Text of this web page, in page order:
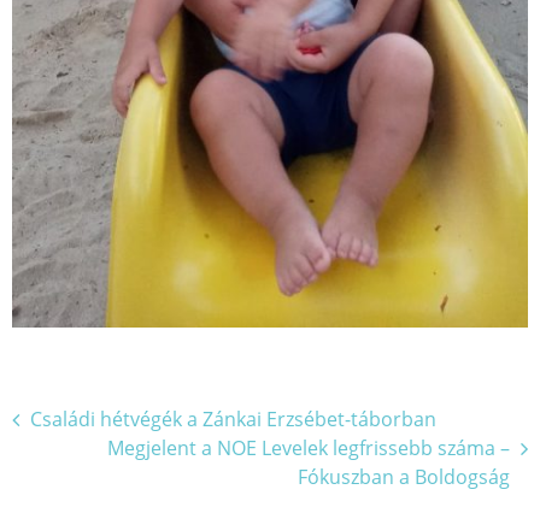
Bejegyzés
navigáció
Családi hétvégék a Zánkai Erzsébet-táborban
Megjelent a NOE Levelek legfrissebb száma –
Fókuszban a Boldogság